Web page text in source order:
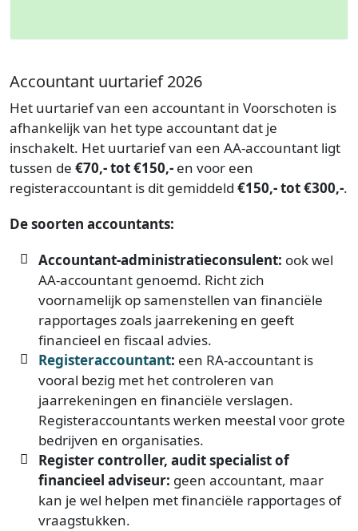
Accountant uurtarief 2026
Het uurtarief van een accountant in Voorschoten is
afhankelijk van het type accountant dat je
inschakelt. Het uurtarief van een AA-accountant ligt
tussen de €70,- tot €150,- en voor een
registeraccountant is dit gemiddeld €150,- tot €300,-.
De soorten accountants:
Accountant-administratieconsulent: ook wel
AA-accountant genoemd. Richt zich
voornamelijk op samenstellen van financiële
rapportages zoals jaarrekening en geeft
financieel en fiscaal advies.
Registeraccountant: een RA-accountant is
vooral bezig met het controleren van
jaarrekeningen en financiële verslagen.
Registeraccountants werken meestal voor grote
bedrijven en organisaties.
Register controller, audit specialist of
financieel adviseur: geen accountant, maar
kan je wel helpen met financiële rapportages of
vraagstukken.